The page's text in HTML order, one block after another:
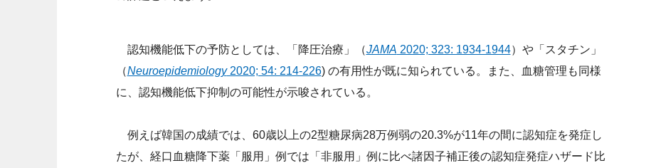
認知機能低下の予防としては、「降圧治療」（JAMA 2020; 323: 1934-1944）や「スタチン」
（Neuroepidemiology2020; 54: 214-226) の有用性が既に知られている。また、血糖管理も同様
に、認知機能低下抑制の可能性が示唆されている。
例えば韓国の成績では、60歳以上の2型糖尿病28万例弱の20.3%が11年の間に認知症を発症し
たが、経口血糖降下薬「服用」例では「非服用」例に比べ諸因子補正後の認知症発症ハザード比